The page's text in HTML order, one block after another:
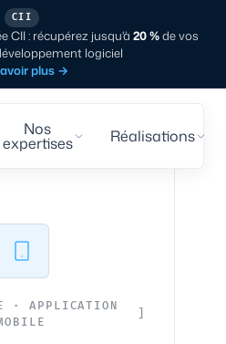
CII
CII : récupérez jusqu'à 20 %de vos
logiciel
plus →
Nos
expertises Réalisations
· APPLICATION